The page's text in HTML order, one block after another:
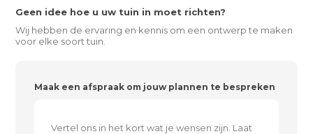
Geen idee hoe u uw tuin in moet richten?
Wij hebben de ervaring en kennis om een ontwerp te maken
voor elke soort tuin.
Maak een afspraak om jouw plannen te bespreken